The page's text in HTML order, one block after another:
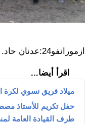
ازمورانفو24:عدنان حاد.
اقرأ أيضا...
ميلاد فريق نسوي لكرة
حفل تكريم للأستاذ
طرف القيادة العامة